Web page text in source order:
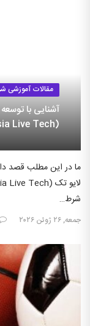
مقالات آموزشی
آشنایی با
(Asia Live Tech)
ما در این مطلب قصد
شرط…
جمعه, ۲۶ ژوئن ۲۰۲۶